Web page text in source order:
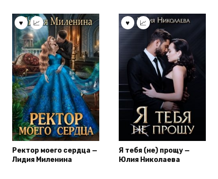
Ректор моего сердца —
Лидия Миленина
Я тебя (не) прощу —
Юлия Николаева